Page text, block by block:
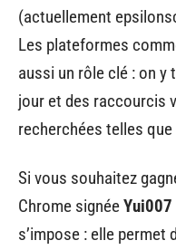
(actuellement
Les plateformes
aussi un rôle clé : on y
jour et des raccourcis
recherchées telles que
Si vous souhaitez
Chrome signéeYui007
s’impose : elle permet